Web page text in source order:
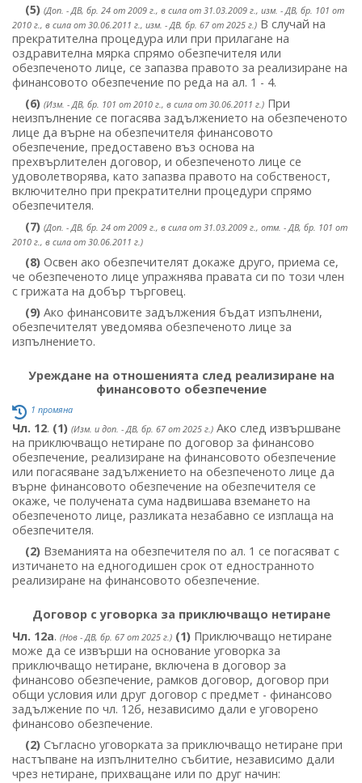
(5) (Доп. - ДВ, бр. 24 от 2009 г., в сила от 31.03.2009 г., изм. - ДВ, бр. 101 от
2010 г., в сила от 30.06.2011 г., изм. - ДВ, бр. 67 от 2025 г.) В случай на
прекратителна процедура или при прилагане на
оздравителна мярка спрямо обезпечителя или
обезпеченото лице, се запазва правото за реализиране на
финансовото обезпечение по реда на ал. 1 - 4.
(6) (Изм. - ДВ, бр. 101 от 2010 г., в сила от 30.06.2011 г.) При
неизпълнение се погасява задължението на обезпеченото
лице да върне на обезпечителя финансовото
обезпечение, предоставено въз основа на
прехвърлителен договор, и обезпеченото лице се
удоволетворява, като запазва правото на собственост,
включително при прекратителни процедури спрямо
обезпечителя.
(7) (Доп. - ДВ, бр. 24 от 2009 г., в сила от 31.03.2009 г., отм. - ДВ, бр. 101 от
2010 г., в сила от 30.06.2011 г.)
(8) Освен ако обезпечителят докаже друго, приема се,
че обезпеченото лице упражнява правата си по този член
с грижата на добър търговец.
(9) Ако финансовите задължения бъдат изпълнени,
обезпечителят уведомява обезпеченото лице за
изпълнението.
Уреждане на отношенията след реализиране на
финансовото обезпечение
1 промяна
Чл. 12. (1) (Изм. и доп. - ДВ, бр. 67 от 2025 г.) Ако след извършване
на приключващо нетиране по договор за финансово
обезпечение, реализиране на финансовото обезпечение
или погасяване задължението на обезпеченото лице да
върне финансовото обезпечение на обезпечителя се
окаже, че получената сума надвишава вземането на
обезпеченото лице, разликата незабавно се изплаща на
обезпечителя.
(2) Вземанията на обезпечителя по ал. 1 се погасяват с
изтичането на едногодишен срок от едностранното
реализиране на финансовото обезпечение.
Договор с уговорка за приключващо нетиране
Чл. 12а. (Нов - ДВ, бр. 67 от 2025 г.) (1) Приключващо нетиране
може да се извърши на основание уговорка за
приключващо нетиране, включена в договор за
финансово обезпечение, рамков договор, договор при
общи условия или друг договор с предмет - финансово
задължение по чл. 12б, независимо дали е уговорено
финансово обезпечение.
(2) Съгласно уговорката за приключващо нетиране при
настъпване на изпълнително събитие, независимо дали
чрез нетиране, прихващане или по друг начин: